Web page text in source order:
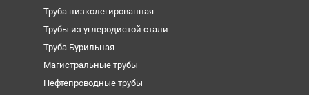
Труба низколегированная
Трубы из углеродистой стали
Труба Бурильная
Магистральные трубы
Нефтепроводные трубы